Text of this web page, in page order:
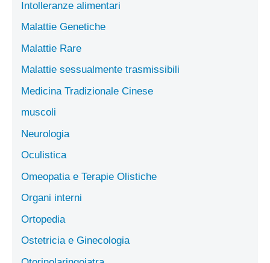
Intolleranze alimentari
Malattie Genetiche
Malattie Rare
Malattie sessualmente trasmissibili
Medicina Tradizionale Cinese
muscoli
Neurologia
Oculistica
Omeopatia e Terapie Olistiche
Organi interni
Ortopedia
Ostetricia e Ginecologia